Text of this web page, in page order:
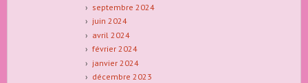
septembre 2024
juin 2024
avril 2024
février 2024
janvier 2024
décembre 2023